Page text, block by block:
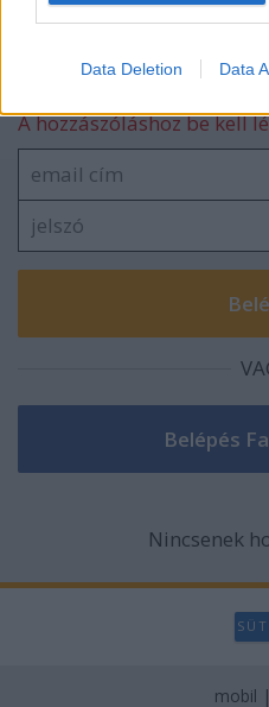
related to personalization.
I want to allow Google to
related to security,
user protection.
Data Deletion Data
Szólj hozzá!
A hozzászóláshoz be kell
Nincsenek
mobil |